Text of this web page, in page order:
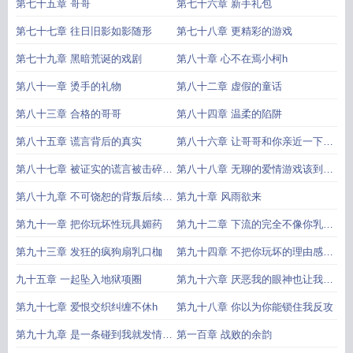
第七十五章 哥哥 第七十六章 新手礼包
第七十七章 往日旧影如影随形 第七十八章 更精彩的游戏
第七十九章 黑暗荒诞的戏剧 第八十章 心不在焉小柯h
第八十一章 烫手的礼物 第八十二章 虚假的童话
第八十三章 合格的哥哥 第八十四章 温柔的陷阱
第八十五章 谎言背后的真实 第八十六章 让哥哥和你亲近一下又
怎么
第八十七章 被证实的谎言被击碎的
幻梦
第八十八章 无聊的爱情游戏该到有
趣的
第八十九章 不可饶恕的背叛后续过
激肉
第九十章 风雨欲来
第九十一章 把你玩坏性玩具媚药 第九十二章 下流的完全不像你乳链
眼罩
第九十三章 发狂的疯狗扇乳口枷 第九十四章 不把你玩坏的理由感情
破
九十五章 一起坠入地狱项圈 第九十六章 厌恶我的眼神也让我兴
奋
第九十七章 爱恨交织纠缠不休h 第九十八章 你以为你能锁住我反攻
第九十九章 是一条碰到我就发情的 第一百章 战败的余韵